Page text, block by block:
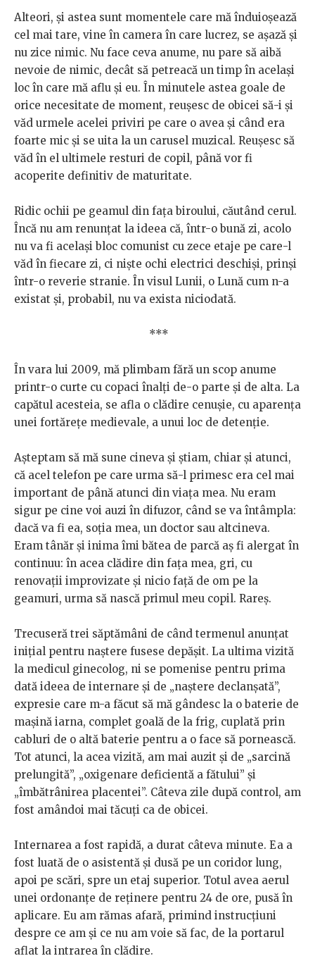
Alteori, și astea sunt momentele care mă înduioșează
cel mai tare, vine în camera în care lucrez, se așază și
nu zice nimic. Nu face ceva anume, nu pare să aibă
nevoie de nimic, decât să petreacă un timp în același
loc în care mă aflu și eu. În minutele astea goale de
orice necesitate de moment, reușesc de obicei să-i și
văd urmele acelei priviri pe care o avea și când era
foarte mic și se uita la un carusel muzical. Reușesc să
văd în el ultimele resturi de copil, până vor fi
acoperite definitiv de maturitate.
Ridic ochii pe geamul din fața biroului, căutând cerul.
Încă nu am renunțat la ideea că, într-o bună zi, acolo
nu va fi același bloc comunist cu zece etaje pe care-l
văd în fiecare zi, ci niște ochi electrici deschiși, prinși
într-o reverie stranie. În visul Lunii, o Lună cum n-a
existat și, probabil, nu va exista niciodată.
***
În vara lui 2009, mă plimbam fără un scop anume
printr-o curte cu copaci înalți de-o parte și de alta. La
capătul acesteia, se afla o clădire cenușie, cu aparența
unei fortărețe medievale, a unui loc de detenție.
Așteptam să mă sune cineva și știam, chiar și atunci,
că acel telefon pe care urma să-l primesc era cel mai
important de până atunci din viața mea. Nu eram
sigur pe cine voi auzi în difuzor, când se va întâmpla:
dacă va fi ea, soția mea, un doctor sau altcineva.
Eram tânăr și inima îmi bătea de parcă aș fi alergat în
continuu: în acea clădire din fața mea, gri, cu
renovații improvizate și nicio față de om pe la
geamuri, urma să nască primul meu copil. Rareș.
Trecuseră trei săptămâni de când termenul anunțat
inițial pentru naștere fusese depășit. La ultima vizită
la medicul ginecolog, ni se pomenise pentru prima
dată ideea de internare și de „naștere declanșată”,
expresie care m-a făcut să mă gândesc la o baterie de
mașină iarna, complet goală de la frig, cuplată prin
cabluri de o altă baterie pentru a o face să pornească.
Tot atunci, la acea vizită, am mai auzit și de „sarcină
prelungită”, „oxigenare deficientă a fătului” și
„îmbătrânirea placentei”. Câteva zile după control, am
fost amândoi mai tăcuți ca de obicei.
Internarea a fost rapidă, a durat câteva minute. Ea a
fost luată de o asistentă și dusă pe un coridor lung,
apoi pe scări, spre un etaj superior. Totul avea aerul
unei ordonanțe de reținere pentru 24 de ore, pusă în
aplicare. Eu am rămas afară, primind instrucțiuni
despre ce am și ce nu am voie să fac, de la portarul
aflat la intrarea în clădire.